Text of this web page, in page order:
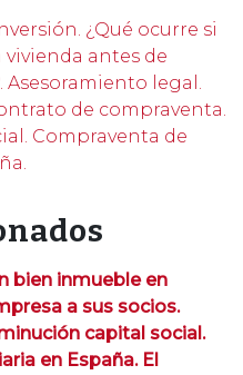
¿Qué ocurre si
vivienda antes de
Asesoramiento legal.
de compraventa.
Compraventa de
bien inmueble en
a sus socios.
capital social.
en España. El